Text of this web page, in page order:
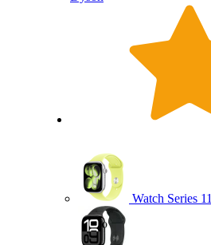
Watch Series 11